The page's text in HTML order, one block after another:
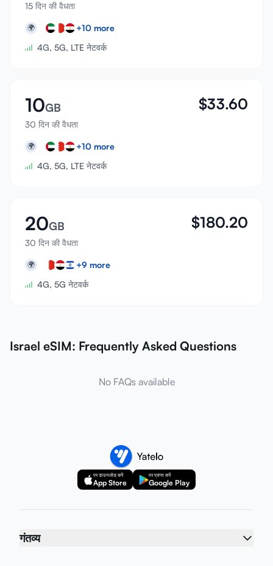
15 दिन की वैधता
🌍 +10 more
4G, 5G, LTE नेटवर्क
10GB
30 दिन की वैधता
$33.60
🌍 +10 more
4G, 5G, LTE नेटवर्क
20GB
30 दिन की वैधता
$180.20
🌍 +9 more
4G, 5G नेटवर्क
Israel eSIM: Frequently Asked Questions
No FAQs available
पर डाउनलोड करें
App Store
पर प्राप्त करें
Google Play
गंतव्य